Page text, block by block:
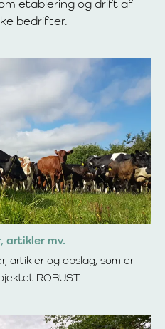
etablering og drift af
bedrifter.
artikler mv.
artikler og opslag, som er
ROBUST.